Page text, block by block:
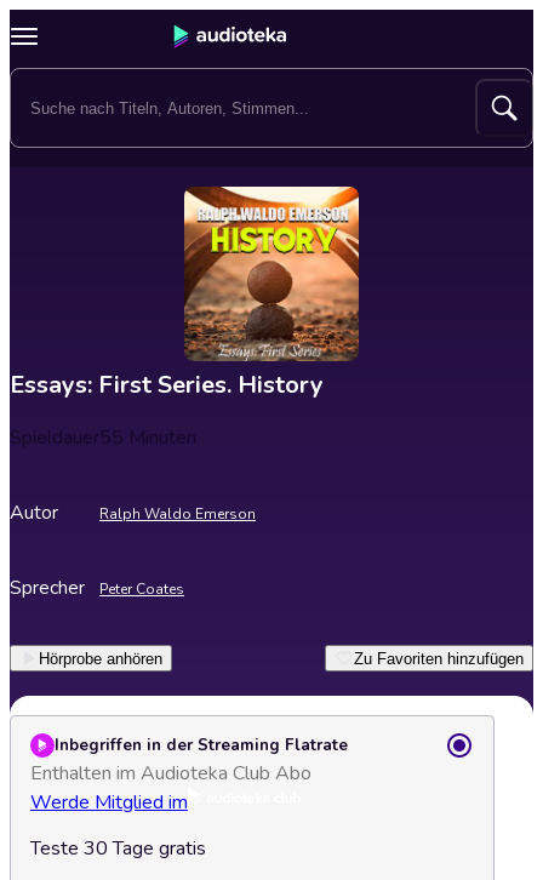
Essays: First Series. History
Spieldauer55 Minuten
Autor Ralph Waldo Emerson
Sprecher Peter Coates
Hörprobe anhören Zu Favoriten hinzufügen
Inbegriffen in der Streaming Flatrate
Enthalten im Audioteka Club Abo
Werde Mitglied im
Teste 30 Tage gratis